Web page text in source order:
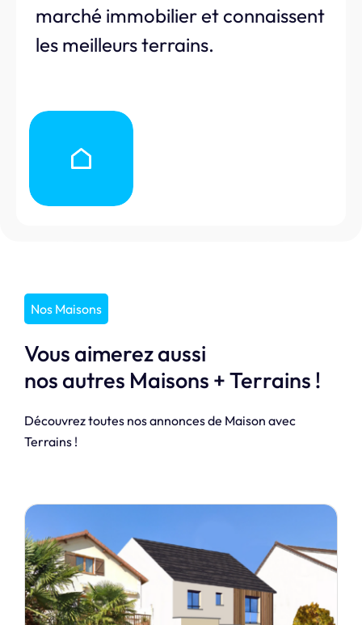
marché immobilier et connaissent
les meilleurs terrains.
Nos Maisons
Vous aimerez aussi
nos autres Maisons + Terrains !
Découvrez toutes nos annonces de Maison avec
Terrains !